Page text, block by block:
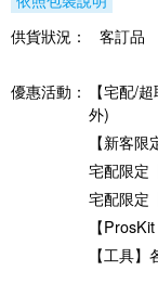
供貨狀況：
客訂品
優惠活動：
【宅配/
外)
【新客
宅配限定
宅配限定
【
【工具